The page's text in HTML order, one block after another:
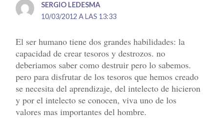
SERGIO LEDESMA
10/03/2012 A LAS 13:33
El ser humano tiene dos grandes habilidades: la
capacidad de crear tesoros y destrozos. no
deberiamos saber como destruir pero lo sabemos.
pero para disfrutar de los tesoros que hemos creado
se necesita del aprendizaje, del intelecto de hicieron
y por el intelecto se conocen, viva uno de los
valores mas importantes del hombre.